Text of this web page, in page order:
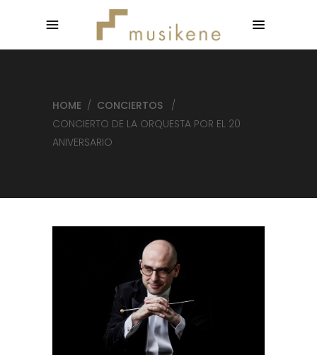
HOME / CONCIERTOS
/
CONCIERTO DE LA ORQUESTA POR EL 20
ANIVERSARIO